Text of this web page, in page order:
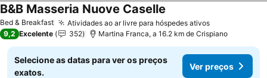
Bed & Breakfast Atividades ao ar livre para hóspedes ativos
B&B Masseria Nuove Caselle
9,2 Excelente 352 Martina Franca, a 16.2 km de Crispiano
Selecione as datas para ver os preços
exatos.
Ver preços